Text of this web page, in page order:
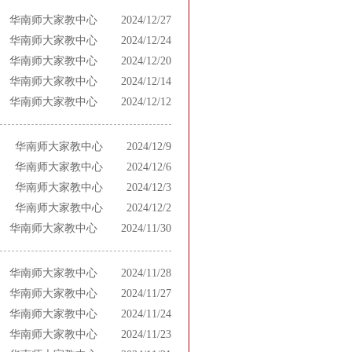
华南师大家教中心
2024/12/27
华南师大家教中心
2024/12/24
华南师大家教中心
2024/12/20
华南师大家教中心
2024/12/14
华南师大家教中心
2024/12/12
华南师大家教中心
2024/12/9
华南师大家教中心
2024/12/6
华南师大家教中心
2024/12/3
华南师大家教中心
2024/12/2
华南师大家教中心
2024/11/30
华南师大家教中心
2024/11/28
华南师大家教中心
2024/11/27
华南师大家教中心
2024/11/24
华南师大家教中心
2024/11/23